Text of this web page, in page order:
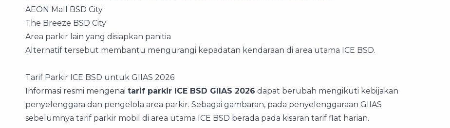
AEON Mall BSD City
The Breeze BSD City
Area parkir lain yang disiapkan panitia
Alternatif tersebut membantu mengurangi kepadatan kendaraan di area utama ICE BSD.
Tarif Parkir ICE BSD untuk GIIAS 2026
Informasi resmi mengenai tarif parkir ICE BSD GIIAS 2026 dapat berubah mengikuti kebijakan
penyelenggara dan pengelola area parkir. Sebagai gambaran, pada penyelenggaraan GIIAS
sebelumnya tarif parkir mobil di area utama ICE BSD berada pada kisaran tarif flat harian.